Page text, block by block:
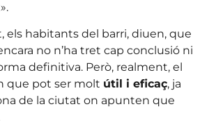
els habitants del barri, diuen, que
no n’ha tret cap conclusió ni
definitiva. Però, realment, el
que pot ser molt útil i eficaç, ja
de la ciutat on apunten que